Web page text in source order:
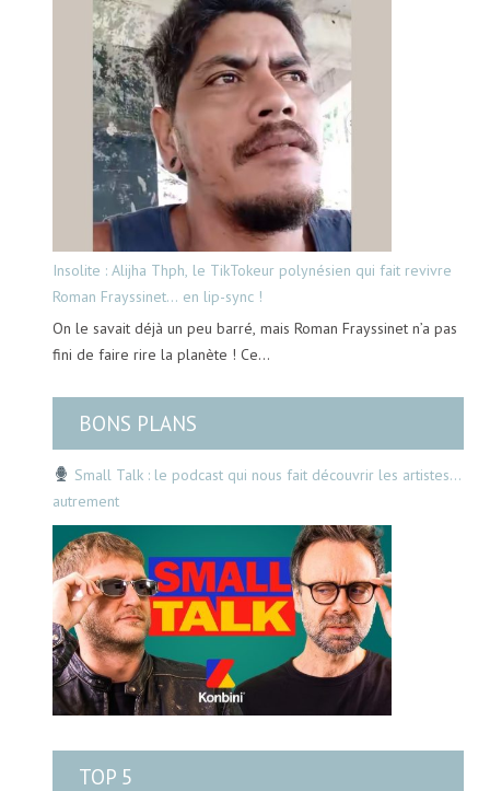
Insolite : Alijha Thph, le TikTokeur polynésien qui fait revivre
Roman Frayssinet… en lip-sync !
On le savait déjà un peu barré, mais Roman Frayssinet n’a pas
fini de faire rire la planète ! Ce…
BONS PLANS
Small Talk : le podcast qui nous fait découvrir les artistes…
autrement
TOP 5